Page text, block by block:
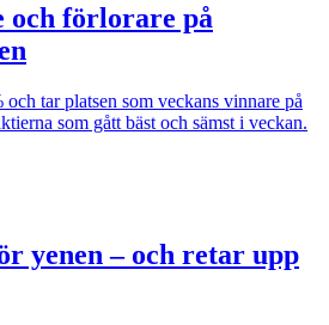
och förlorare på
tar platsen som veckans vinnare på
som gått bäst och sämst i veckan.
yenen – och retar upp